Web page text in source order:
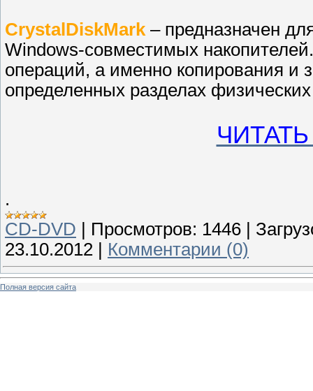
CrystalDiskMark – предназначен
Windows-совместимых
операций, а именно копирования и
определенных разделах
.
CD-DVD
Просмотров: 1446
23.10.2012
Комментарии (0)
Полная версия сайта